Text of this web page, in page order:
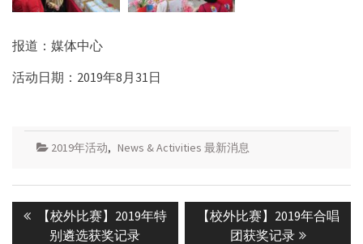
报道：媒体中心
活动日期：2019年8月31日
2019年活动, News & Activities 最新消息
navigation
Previous
post:
【校外比赛】2019年特
别遴选获奖记录
Next
【校外比赛】2019年合唱
团获奖记录